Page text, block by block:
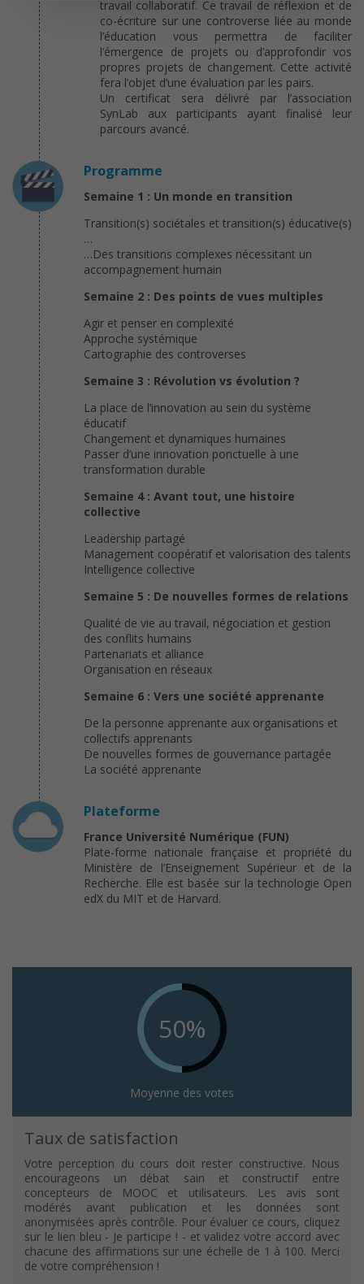
travail collaboratif. Ce travail de réflexion et de
co-écriture sur une controverse liée au monde
l’éducation vous permettra de faciliter
l’émergence de projets ou d’approfondir vos
propres projets de changement. Cette activité
fera l’objet d’une évaluation par les pairs.
Un certificat sera délivré par l’association
SynLab aux participants ayant finalisé leur
parcours avancé.
Programme
Semaine 1 : Un monde en transition
Transition(s) sociétales et transition(s) éducative(s)
…
…Des transitions complexes nécessitant un
accompagnement humain
Semaine 2 : Des points de vues multiples
Agir et penser en complexité
Approche systémique
Cartographie des controverses
Semaine 3 : Révolution vs évolution ?
La place de l’innovation au sein du système
éducatif
Changement et dynamiques humaines
Passer d’une innovation ponctuelle à une
transformation durable
Semaine 4 : Avant tout, une histoire
collective
Leadership partagé
Management coopératif et valorisation des talents
Intelligence collective
Semaine 5 : De nouvelles formes de relations
Qualité de vie au travail, négociation et gestion
des conflits humains
Partenariats et alliance
Organisation en réseaux
Semaine 6 : Vers une société apprenante
De la personne apprenante aux organisations et
collectifs apprenants
De nouvelles formes de gouvernance partagée
La société apprenante
Plateforme
France Université Numérique (FUN)
Plate-forme nationale française et propriété du
Ministère de l’Enseignement Supérieur et de la
Recherche. Elle est basée sur la technologie Open
edX du MIT et de Harvard.
50%
Moyenne des votes
Taux de satisfaction
Votre perception du cours doit rester constructive. Nous
encourageons un débat sain et constructif entre
concepteurs de MOOC et utilisateurs. Les avis sont
modérés avant publication et les données sont
anonymisées après contrôle. Pour évaluer ce cours, cliquez
sur le lien bleu - Je participe ! - et validez votre accord avec
chacune des affirmations sur une échelle de 1 à 100. Merci
de votre compréhension !